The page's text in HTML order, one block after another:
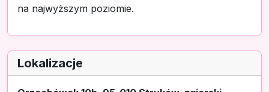
na najwyższym poziomie.
Lokalizacje